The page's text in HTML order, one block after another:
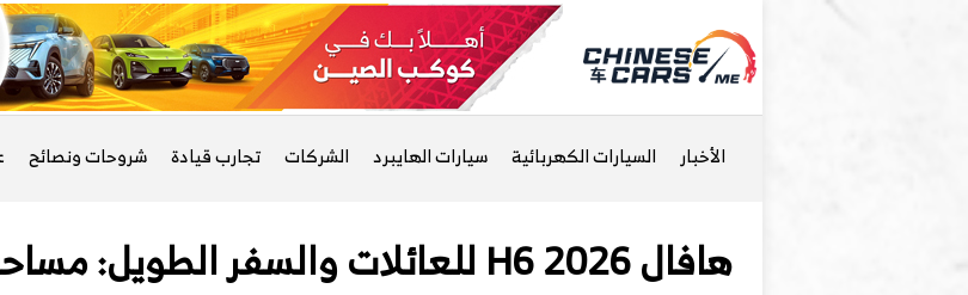
الأخبار السيارات الكهربائية سيارات الهايبرد الشركات تجارب قيادة شروحات ونصائح
هافال H6 2026 للعائلات والسفر الطويل: مساحة واسعة وتجهيزات عملية